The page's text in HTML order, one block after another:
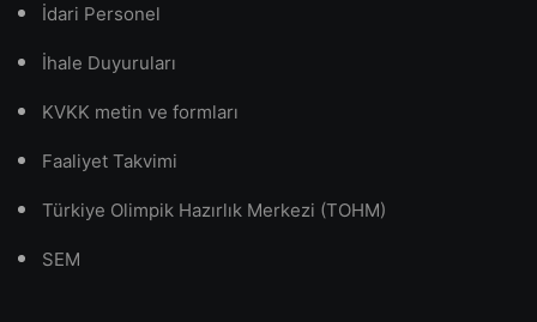
İdari Personel
İhale Duyuruları
KVKK metin ve formları
Faaliyet Takvimi
Türkiye Olimpik Hazırlık Merkezi (TOHM)
SEM